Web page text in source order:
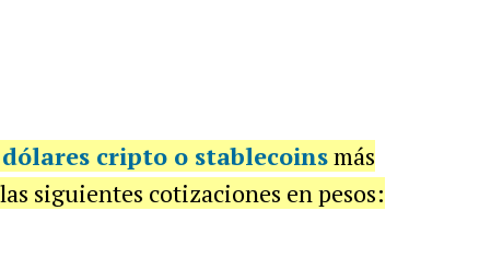
dólares cripto o stablecoinsmás
siguientes cotizaciones en pesos: